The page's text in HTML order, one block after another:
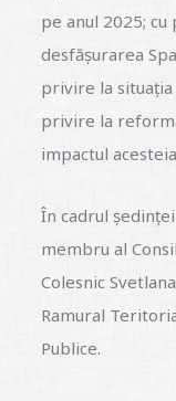
pe anul 2025;
desfășurarea
privire la
privire la
impactul
În cadrul
membru al
Colesnic
Ramural
Publice.